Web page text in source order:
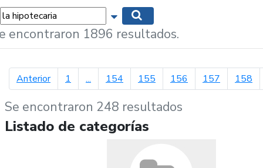
Mostrar opciones de búsqueda
encontraron 1896 resultados.
Anteriorpágina anterior
1 ... 154 155 156 157 158
Se encontraron 248 resultados
Listado de categorías